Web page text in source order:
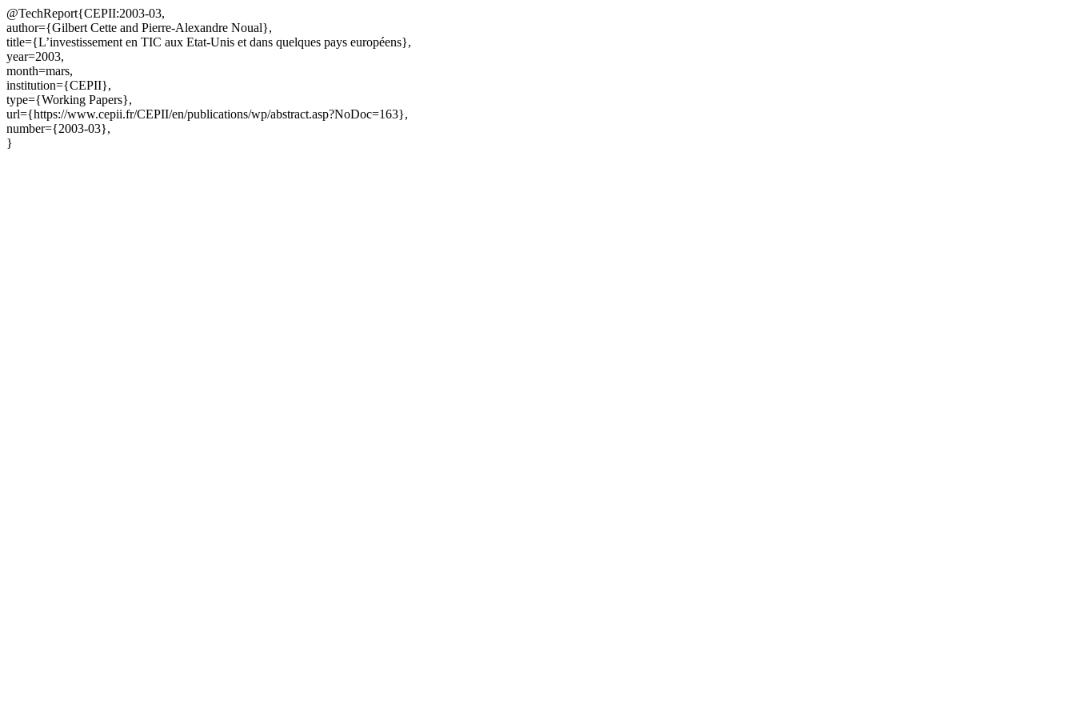
@TechReport{CEPII:2003-03,
author={Gilbert Cette and Pierre-Alexandre Noual},
title={L’investissement en TIC aux Etat-Unis et dans quelques pays européens},
year=2003,
month=mars,
institution={CEPII},
type={Working Papers},
url={https://www.cepii.fr/CEPII/en/publications/wp/abstract.asp?NoDoc=163},
number={2003-03},
}